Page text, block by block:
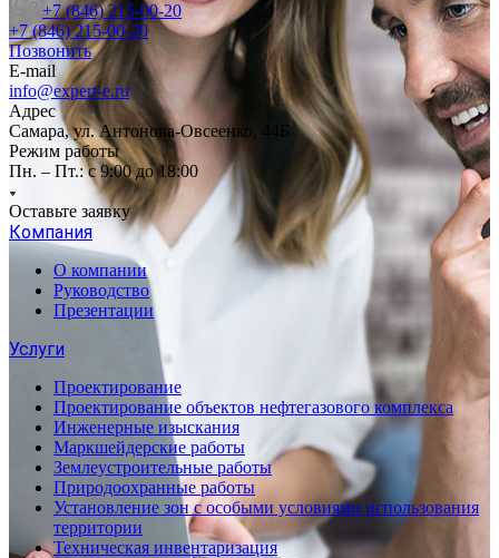
+7 (846) 215-00-20
+7 (846) 215-00-20
Позвонить
E-mail
info@expert-e.ru
Адрес
Самара, ул. Антонова-Овсеенко, 44Б
Режим работы
Пн. – Пт.: с 9:00 до 18:00
Оставьте заявку
Компания
О компании
Руководство
Презентации
Услуги
Проектирование
Проектирование объектов нефтегазового комплекса
Инженерные изыскания
Маркшейдерские работы
Землеустроительные работы
Природоохранные работы
Установление зон с особыми условиями использования
территории
Техническая инвентаризация